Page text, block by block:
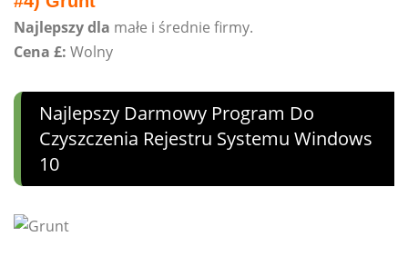
Najlepszy dla małe i średnie firmy.
Cena £: Wolny
Najlepszy Darmowy Program Do
Czyszczenia Rejestru Systemu Windows
10